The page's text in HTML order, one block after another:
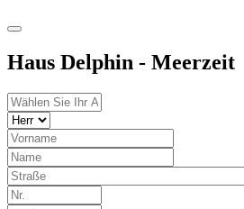
Haus Delphin - Meerzeit